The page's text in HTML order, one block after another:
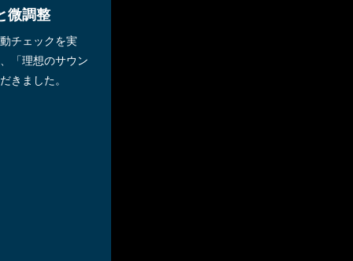
微調整
チェックを実
「理想のサウン
きました。